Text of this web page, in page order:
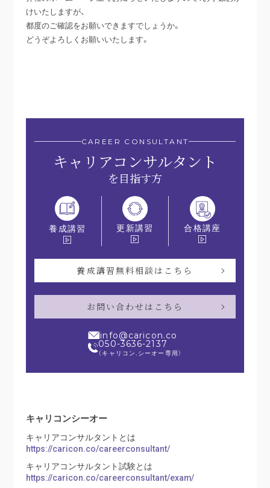
けいたしますが、
都度のご確認をお願いできますでしょうか。
どうぞよろしくお願いいたします。
CAREER CONSULTANT
キャリアコンサルタント
を目指す方
養成講習 更新講習 合格講座
養成講習無料相談はこちら
お問い合わせはこちら
info@caricon.co
050-3636-2137
（キャリコン.シーオー専用）
キャリコンシーオー
キャリアコンサルタントとは
https://caricon.co/careerconsultant/
キャリアコンサルタント試験とは
https://caricon.co/careerconsultant/exam/